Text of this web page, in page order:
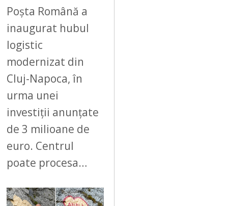
Poșta Română a
inaugurat hubul
logistic
modernizat din
Cluj-Napoca, în
urma unei
investiții anunțate
de 3 milioane de
euro. Centrul
poate procesa…